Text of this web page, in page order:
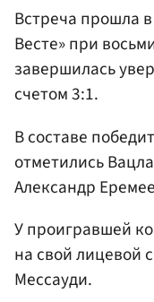
Встреча прошла
Весте» при
завершилась
счетом 3:1.
В составе
отметились
Александр
У проигравшей
на свой лицевой
Мессауди.